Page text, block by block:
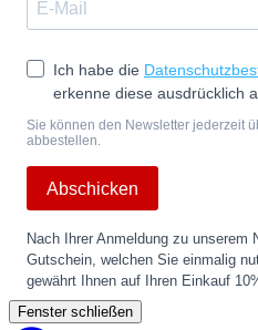
Ich habe die
erkenne diese ausdrücklich
Sie können den Newsletter jederzeit
abbestellen.
Abschicken
Nach Ihrer Anmeldung zu unserem
Gutschein, welchen Sie einmalig
gewährt Ihnen auf Ihren Einkauf
Fenster schließen